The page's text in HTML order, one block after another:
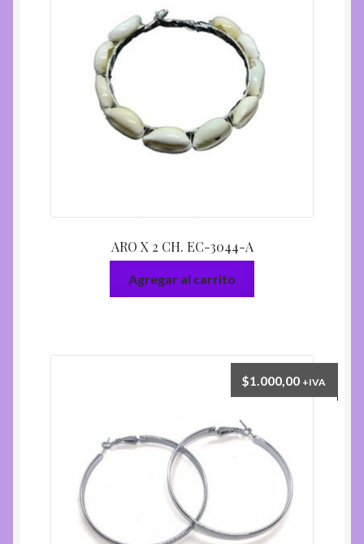
ARO X 2 CH. EC-3044-A
Agregar al carrito
$1.000,00 +IVA